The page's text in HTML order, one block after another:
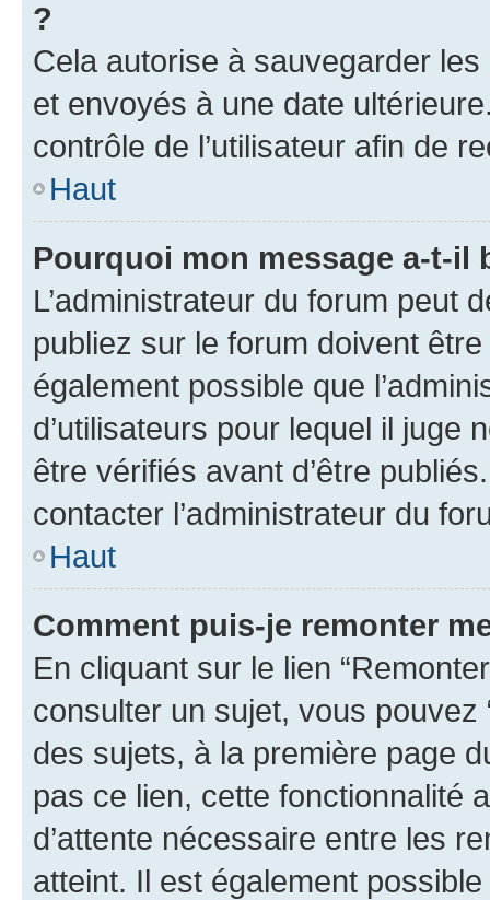
?
Cela autorise à sauvegarder
et envoyés à une date
contrôle de l’utilisateur afin de
Haut
Pourquoi mon message a-t-il
L’administrateur du forum peut
publiez sur le forum doivent
également possible que
d’utilisateurs pour lequel il juge
être vérifiés avant d’être
contacter l’administrateur du
Haut
Comment puis-je remonter
En cliquant sur le lien
consulter un sujet, vous pouvez
des sujets, à la première page
pas ce lien, cette fonctionnalité
d’attente nécessaire entre les
atteint. Il est également